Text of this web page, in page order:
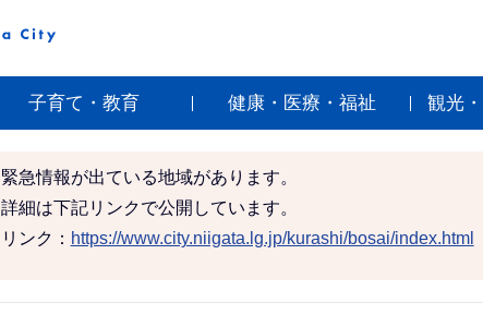
子育て・教育 健康・医療・福祉 観光
緊急情報が出ている地域があります。
詳細は下記リンクで公開しています。
リンク： https://www.city.niigata.lg.jp/kurashi/bosai/index.html